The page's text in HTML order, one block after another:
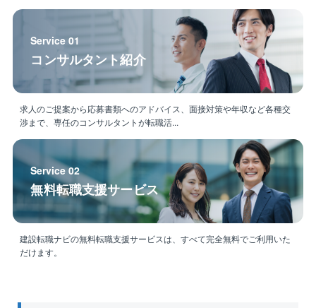
Service 01
コンサルタント紹介
求人のご提案から応募書類へのアドバイス、面接対策や年収など各種交
渉まで、専任のコンサルタントが転職活...
Service 02
無料転職支援サービス
建設転職ナビの無料転職支援サービスは、すべて完全無料でご利用いた
だけます。